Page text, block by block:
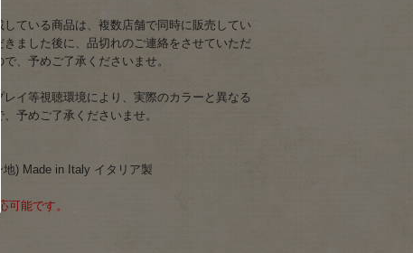
している商品は、複数店舗で同時に販売してい
きました後に、品切れのご連絡をさせていただ
で、予めご了承くださいませ。
レイ等視聴環境により、実際のカラーと異なる
予めご了承くださいませ。
) Made in Italy イタリア製
可能です。